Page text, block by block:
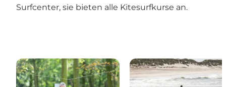
Surfcenter, sie bieten alle Kitesurfkurse an.